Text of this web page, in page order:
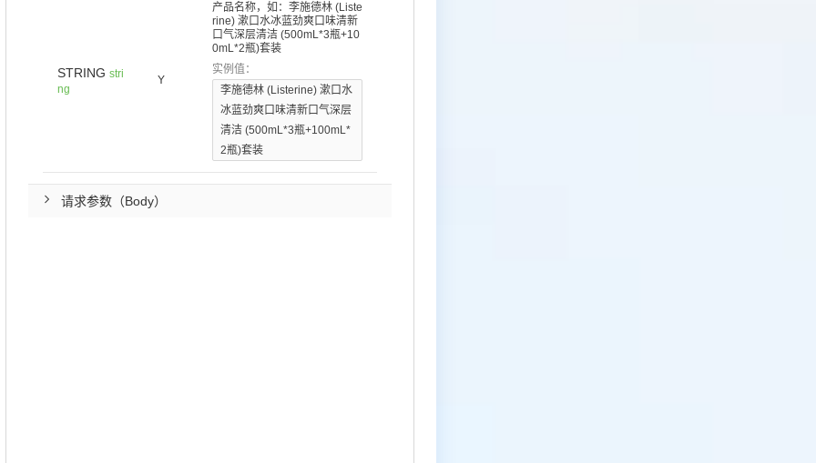
STRING stri
ng
Y
产品名称，如：李施德林 (Liste
rine) 漱口水冰蓝劲爽口味清新
口气深层清洁 (500mL*3瓶+10
0mL*2瓶)套装
实例值：
李施德林 (Listerine) 漱口水
冰蓝劲爽口味清新口气深层
清洁 (500mL*3瓶+100mL*
2瓶)套装
请求参数（Body）